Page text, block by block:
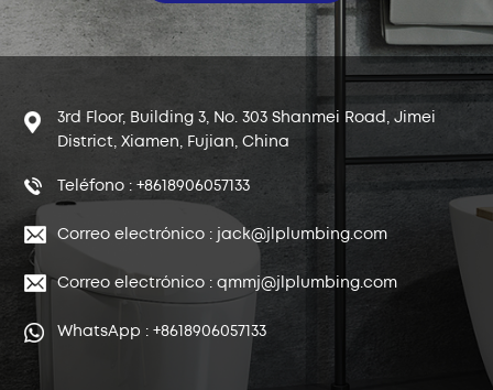
3rd Floor, Building 3, No. 303 Shanmei Road, Jimei
District, Xiamen, Fujian, China
Teléfono : +8618906057133
Correo electrónico : jack@jlplumbing.com
Correo electrónico : qmmj@jlplumbing.com
WhatsApp : +8618906057133